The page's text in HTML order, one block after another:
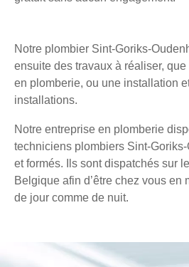
Notre plombier Sint-Goriks-
ensuite des travaux à réaliser,
en plomberie, ou une installation
installations.
Notre entreprise en plomberie
techniciens plombiers Sint-
et formés. Ils sont dispatchés sur
Belgique afin d’être chez vous en
de jour comme de nuit.